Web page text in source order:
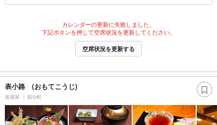
カレンダーの更新に失敗しました。
下記ボタンを押して空席状況を更新してください。
空席状況を更新する
表小路 (おもてこうじ)
居酒屋 国分町